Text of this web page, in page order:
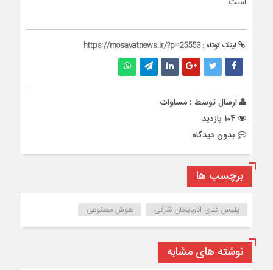
لینک کوتاه :https://mosavatnews.ir/?p=25553
ارسال توسط : مساوات
بدون دیدگاه
برچسب ها
پلیس فتای آذربایجان شرقی هوش مصنوعی
نوشته های مشابه